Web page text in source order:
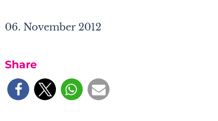
06. November 2012
Share